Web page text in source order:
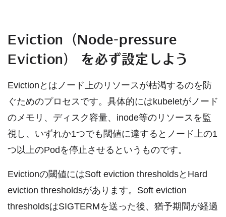
Eviction（Node-pressure
Eviction） を必ず設定しよう
Evictionとはノード上のリソースが枯渇するのを防
ぐためのプロセスです。具体的にはkubeletがノード
のメモリ、ディスク容量、inode等のリソースを監
視し、いずれか1つでも閾値に達するとノード上の1
つ以上のPodを停止させるというものです。
Evictionの閾値にはSoft eviction thresholdsとHard
eviction thresholdsがあります。Soft eviction
thresholdsはSIGTERMを送った後、猶予期間が経過